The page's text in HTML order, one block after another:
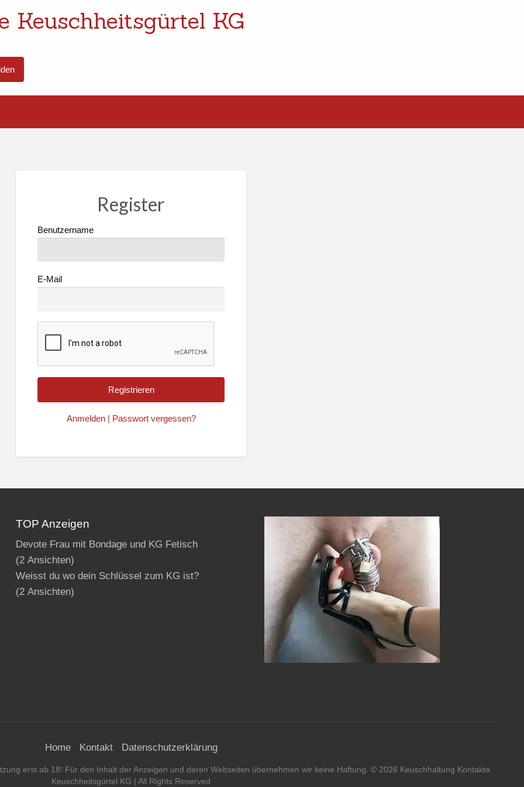
Keuschheitsgürtel KG
Register
Benutzername
E-Mail
Anmelden| Passwort vergessen?
TOP Anzeigen
Devote Frau mit Bondage und KG Fetisch
(2 Ansichten)
Weisst du wo dein Schlüssel zum KG ist?
(2 Ansichten)
Home Kontakt Datenschutzerklärung
erst ab 18! Für den Inhalt der Anzeigen und deren Webseiten übernehmen wir keine Haftung. © 2026 Keuschhaltung Kontakte
Keuschheitsgürtel KG | All Rights Reserved